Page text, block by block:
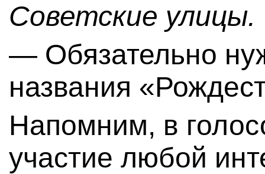
Советские улицы.
— Обязательно
названия
Напомним, в
участие любой